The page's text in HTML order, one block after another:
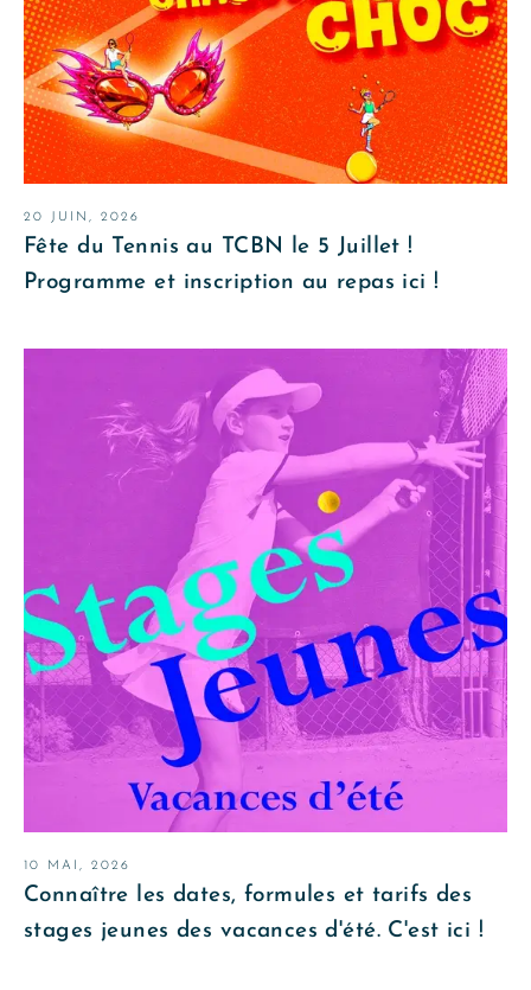
20 JUIN, 2026
Fête du Tennis au TCBN le 5 Juillet !
Programme et inscription au repas ici !
10 MAI, 2026
Connaître les dates, formules et tarifs des
stages jeunes des vacances d'été. C'est ici !